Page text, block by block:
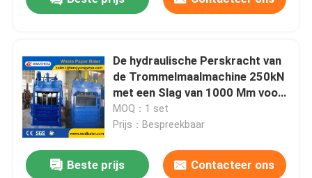
De hydraulische Perskracht van
de Trommelmaalmachine 250kN
met een Slag van 1000 Mm voor
het Verpletteren van 200L-Vaten
Toepassing
MOQ：1 set
Prijs：Bespreekbaar
Beste prijs Contacteer ons